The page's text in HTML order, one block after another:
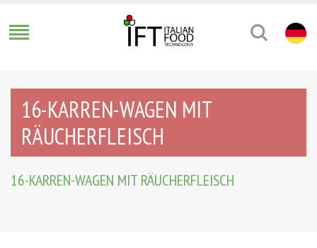
16-KARREN-WAGEN MIT
RÄUCHERFLEISCH
16-KARREN-WAGEN MIT RÄUCHERFLEISCH